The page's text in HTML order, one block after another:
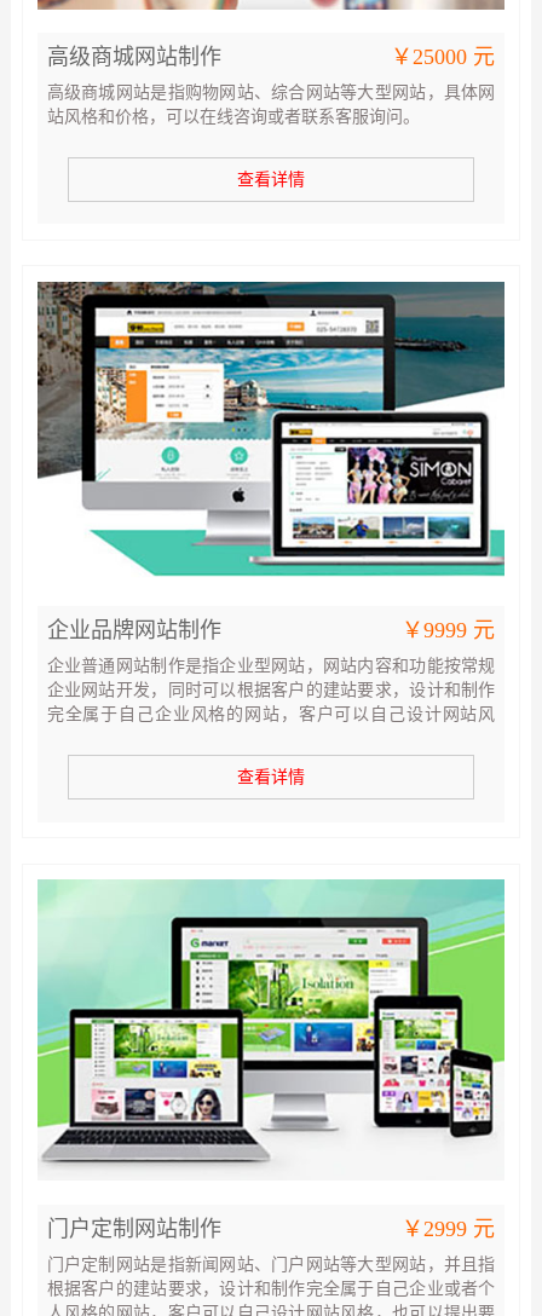
高级商城网站制作 ￥25000 元
高级商城网站是指购物网站、综合网站等大型网站，具体网
站风格和价格，可以在线咨询或者联系客服询问。
查看详情
企业品牌网站制作 ￥9999 元
企业普通网站制作是指企业型网站，网站内容和功能按常规
企业网站开发，同时可以根据客户的建站要求，设计和制作
完全属于自己企业风格的网站，客户可以自己设计网站风
计风格确定后我们会按照效果图，为您制作网站。
查看详情
门户定制网站制作 ￥2999 元
门户定制网站是指新闻网站、门户网站等大型网站，并且指
根据客户的建站要求，设计和制作完全属于自己企业或者个